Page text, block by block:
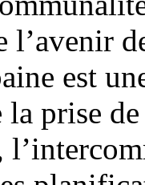
l’avenir
est
prise